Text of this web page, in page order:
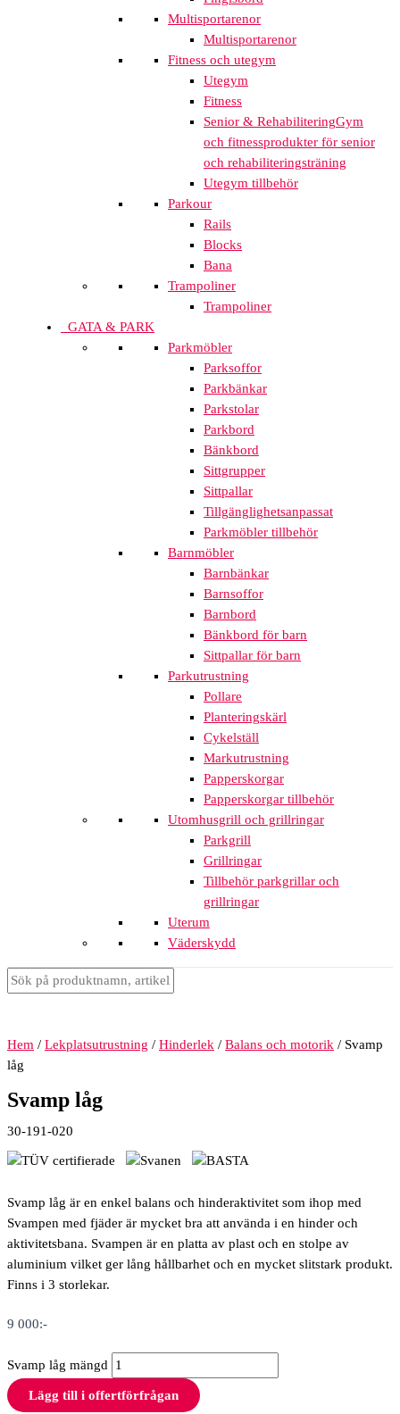
Multisportarenor
Multisportarenor
Fitness och utegym
Utegym
Fitness
Senior & RehabiliteringGym
och fitnessprodukter för senior
och rehabiliteringsträning
Utegym tillbehör
Parkour
Rails
Blocks
Bana
Trampoliner
Trampoliner
GATA & PARK
Parkmöbler
Parksoffor
Parkbänkar
Parkstolar
Parkbord
Bänkbord
Sittgrupper
Sittpallar
Tillgänglighetsanpassat
Parkmöbler tillbehör
Barnmöbler
Barnbänkar
Barnsoffor
Barnbord
Bänkbord för barn
Sittpallar för barn
Parkutrustning
Pollare
Planteringskärl
Cykelställ
Markutrustning
Papperskorgar
Papperskorgar tillbehör
Utomhusgrill och grillringar
Parkgrill
Grillringar
Tillbehör parkgrillar och
grillringar
Uterum
Väderskydd
Hem / Lekplatsutrustning / Hinderlek / Balans och motorik / Svamp
låg
Svamp låg
30-191-020
Svamp låg är en enkel balans och hinderaktivitet som ihop med
Svampen med fjäder är mycket bra att använda i en hinder och
aktivitetsbana. Svampen är en platta av plast och en stolpe av
aluminium vilket ger lång hållbarhet och en mycket slitstark produkt.
Finns i 3 storlekar.
9 000:-
Svamp låg mängd
Lägg till i offertförfrågan